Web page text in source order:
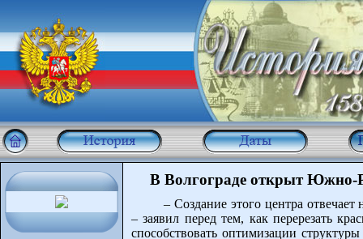
В Волгограде открыт Южно-
– Создание этого центра
– заявил перед тем, как перерезать
способствовать оптимизации